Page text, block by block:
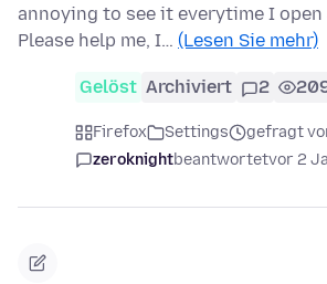
annoying to see it everytime I open
Please help me, I… (Lesen Sie mehr)
Gelöst Archiviert 2
Firefox Settings
gefragt
zeroknightbeantwortetvor 2